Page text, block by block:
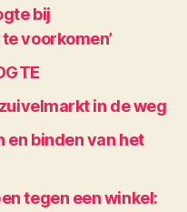
bij
voorkomen’
in de weg
en binden van het
tegen een winkel: